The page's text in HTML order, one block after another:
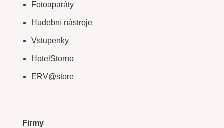
Fotoaparáty
Hudební nástroje
Vstupenky
HotelStorno
ERV@store
Firmy